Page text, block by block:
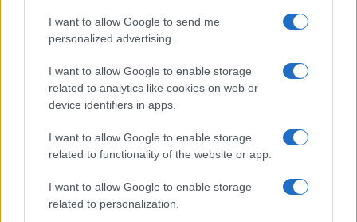
I want to allow Google to send me
personalized advertising.
I want to allow Google to enable storage
related to analytics like cookies on web or
device identifiers in apps.
I want to allow Google to enable storage
related to functionality of the website or app.
I want to allow Google to enable storage
related to personalization.
diLa Posta
22 Maggio 2023, 16:00